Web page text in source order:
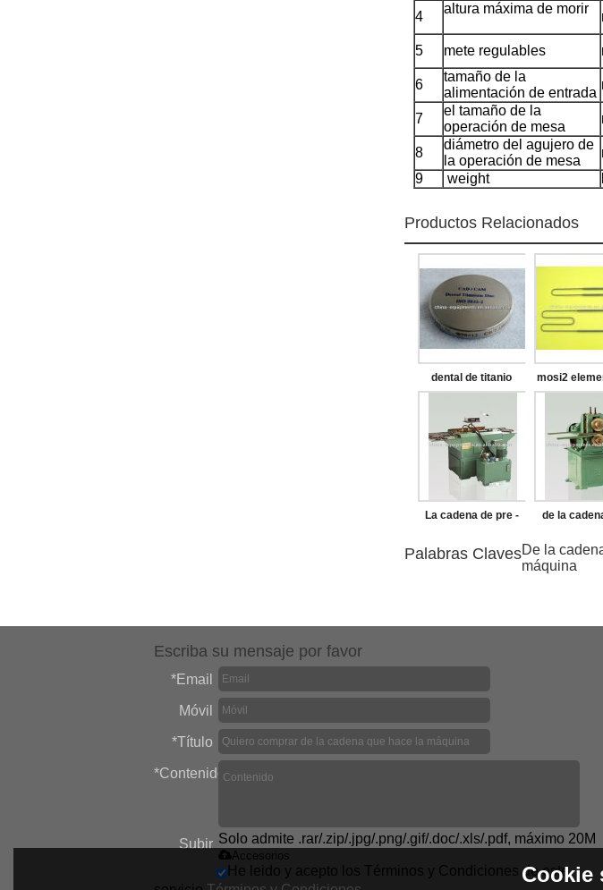
4
altura máxima de morir
5 mete regulables
6
tamaño de la
alimentación de entrada
7
el tamaño de la
operación de mesa
8
diámetro del agujero de
la operación de mesa
9
weight
Productos Relacionados
dental de titanio mosi2
La cadena de pre - de la
máquina
Palabras ClavesDe la
máquina
Escriba su mensaje por favor
*Email
Móvil
*Título
*Contenido
Subir Solo admite .rar/.zip/.jpg/.png/.gif/.doc/.xls/.pdf, máximo 20M
Accesorios
He leido y acepto los Términos y Condiciones de este
Cookie